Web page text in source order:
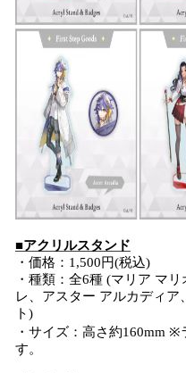
■アクリルスタンド
・価格：1,500円(税込)
・種類：全6種 (マリア マ
レ、アスター アルカディア
ト)
・サイズ：高さ約160mm
す。